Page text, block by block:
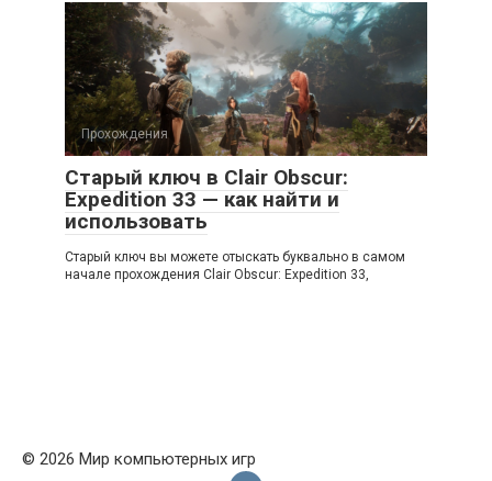
Прохождения
Старый ключ в Clair Obscur:
Expedition 33 — как найти и
использовать
Старый ключ вы можете отыскать буквально в самом
начале прохождения Clair Obscur: Expedition 33,
© 2026 Мир компьютерных игр